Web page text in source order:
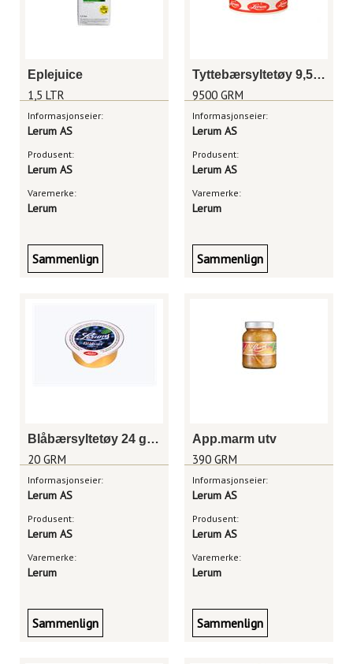
Eplejuice
1,5 LTR
Informasjonseier:
Lerum AS
Produsent:
Lerum AS
Varemerke:
Lerum
Sammenlign
Tyttebærsyltetøy 9,5 kg
9500 GRM
Informasjonseier:
Lerum AS
Produsent:
Lerum AS
Varemerke:
Lerum
Sammenlign
Blåbærsyltetøy 24 gram
20 GRM
Informasjonseier:
Lerum AS
Produsent:
Lerum AS
Varemerke:
Lerum
Sammenlign
App.marm utv
390 GRM
Informasjonseier:
Lerum AS
Produsent:
Lerum AS
Varemerke:
Lerum
Sammenlign